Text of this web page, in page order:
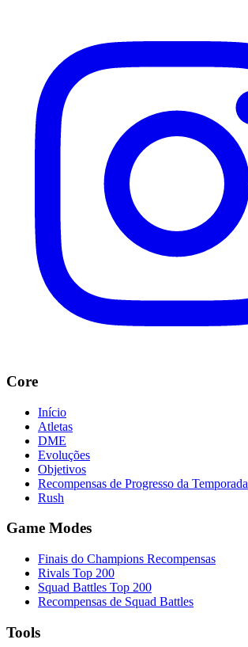
Core
Início
Atletas
DME
Evoluções
Objetivos
Recompensas de Progresso da Temporada
Rush
Game Modes
Finais do Champions Recompensas
Rivals Top 200
Squad Battles Top 200
Recompensas de Squad Battles
Tools